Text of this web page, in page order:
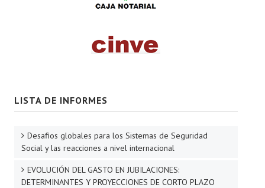
LISTA DE INFORMES
Desafios globales para los Sistemas de Seguridad
Social y las reacciones a nivel internacional
EVOLUCIÓN DEL GASTO EN JUBILACIONES:
DETERMINANTES Y PROYECCIONES DE CORTO PLAZO